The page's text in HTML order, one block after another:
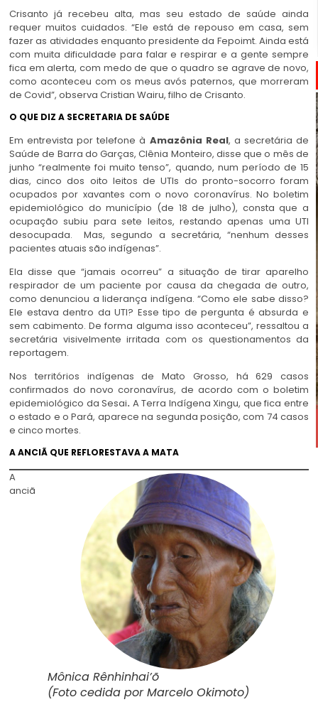
Crisanto já recebeu alta, mas seu estado de saúde ainda
requer muitos cuidados. “Ele está de repouso em casa, sem
fazer as atividades enquanto presidente da Fepoimt. Ainda está
com muita dificuldade para falar e respirar e a gente sempre
fica em alerta, com medo de que o quadro se agrave de novo,
como aconteceu com os meus avós paternos, que morreram
de Covid”, observa Cristian Wairu, filho de Crisanto.
O QUE DIZ A SECRETARIA DE SAÚDE
Em entrevista por telefone à Amazônia Real, a secretária de
Saúde de Barra do Garças, Clênia Monteiro, disse que o mês de
junho “realmente foi muito tenso”, quando, num período de 15
dias, cinco dos oito leitos de UTIs do pronto-socorro foram
ocupados por xavantes com o novo coronavírus. No boletim
epidemiológico do município (de 18 de julho), consta que a
ocupação subiu para sete leitos, restando apenas uma UTI
desocupada. Mas, segundo a secretária, “nenhum desses
pacientes atuais são indígenas”.
Ela disse que “jamais ocorreu” a situação de tirar aparelho
respirador de um paciente por causa da chegada de outro,
como denunciou a liderança indígena. “Como ele sabe disso?
Ele estava dentro da UTI? Esse tipo de pergunta é absurda e
sem cabimento. De forma alguma isso aconteceu”, ressaltou a
secretária visivelmente irritada com os questionamentos da
reportagem.
Nos territórios indígenas de Mato Grosso, há 629 casos
confirmados do novo coronavírus, de acordo com o boletim
epidemiológico da Sesai. A Terra Indígena Xingu, que fica entre
o estado e o Pará, aparece na segunda posição, com 74 casos
e cinco mortes.
A ANCIÃ QUE REFLORESTAVA A MATA
Mônica Rênhinhai’õ
(Foto cedida por Marcelo Okimoto)
A
anciã